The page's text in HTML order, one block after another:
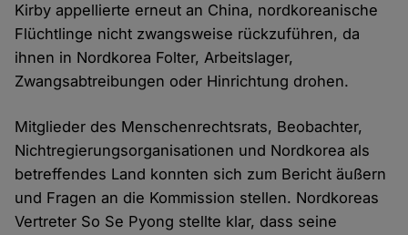
Kirby appellierte erneut an China, nordkoreanische
Flüchtlinge nicht zwangsweise rückzuführen, da
ihnen in Nordkorea Folter, Arbeitslager,
Zwangsabtreibungen oder Hinrichtung drohen.
Mitglieder des Menschenrechtsrats, Beobachter,
Nichtregierungsorganisationen und Nordkorea als
betreffendes Land konnten sich zum Bericht äußern
und Fragen an die Kommission stellen. Nordkoreas
Vertreter So Se Pyong stellte klar, dass seine